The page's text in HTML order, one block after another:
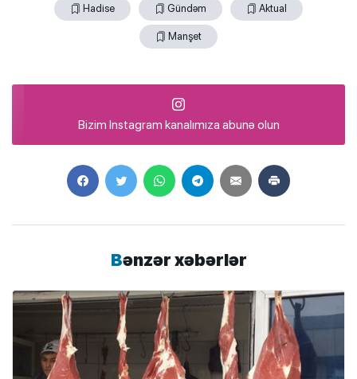
Hadise Gündəm Aktual
Manşet
Bizim Instagram kanalımıza abunə olun
Bənzər xəbərlər